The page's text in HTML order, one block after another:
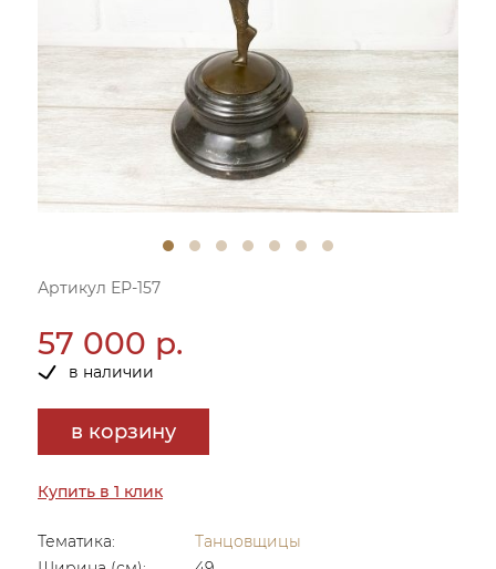
Артикул ЕР-157
57 000 р.
в наличии
в корзину
Купить в 1 клик
Тематика:
Танцовщицы